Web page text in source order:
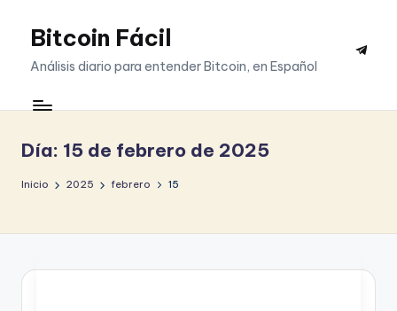
SaltarBitcoin Fácil
Análisis diario para entender Bitcoin, en Español
Día: 15 de febrero de 2025
Inicio 2025 febrero 15